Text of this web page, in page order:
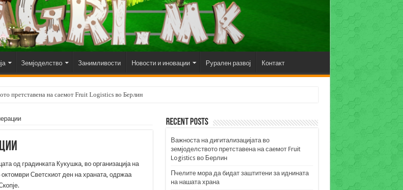
Земјоделство Занимливости Новости и иновации Рурален развој Контакт
претставена на саемот Fruit Logistics во Берлин
од градинката Кукушка, во организација на
Светскиот ден на храната, одржаа
Recent Posts
Важноста на дигитализацијата во
земјоделството претставена на саемот Fruit
Logistics во Берлин
Пчелите мора да бидат заштитени за иднината
на нашата храна